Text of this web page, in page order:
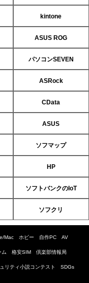
kintone
ASUS ROG
パソコンSEVEN
ASRock
CData
ASUS
ソフマップ
HP
ソフトバンクのIoT
ソフクリ
Mac ホビー 自作PC AV
ム 格安SIM 倶楽部情報局
リティ小説コンテスト SDGs